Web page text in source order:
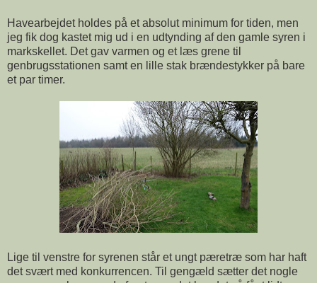
Havearbejdet holdes på et absolut minimum for tiden, men
jeg fik dog kastet mig ud i en udtynding af den gamle syren i
markskellet. Det gav varmen og et læs grene til
genbrugsstationen samt en lille stak brændestykker på bare
et par timer.
Lige til venstre for syrenen står et ungt pæretræ som har haft
det svært med konkurrencen. Til gengæld sætter det nogle